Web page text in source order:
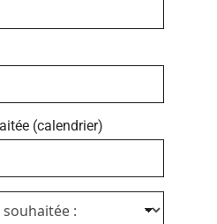
(calendrier)